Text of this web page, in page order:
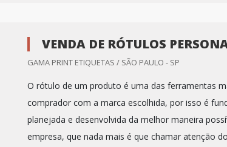
VENDA DE RÓTULOS
GAMA PRINT ETIQUETAS / SÃO PAULO - SP
O rótulo de um produto é uma das ferramentas
comprador com a marca escolhida, por isso é
planejada e desenvolvida da melhor maneira
empresa, que nada mais é que chamar atenção